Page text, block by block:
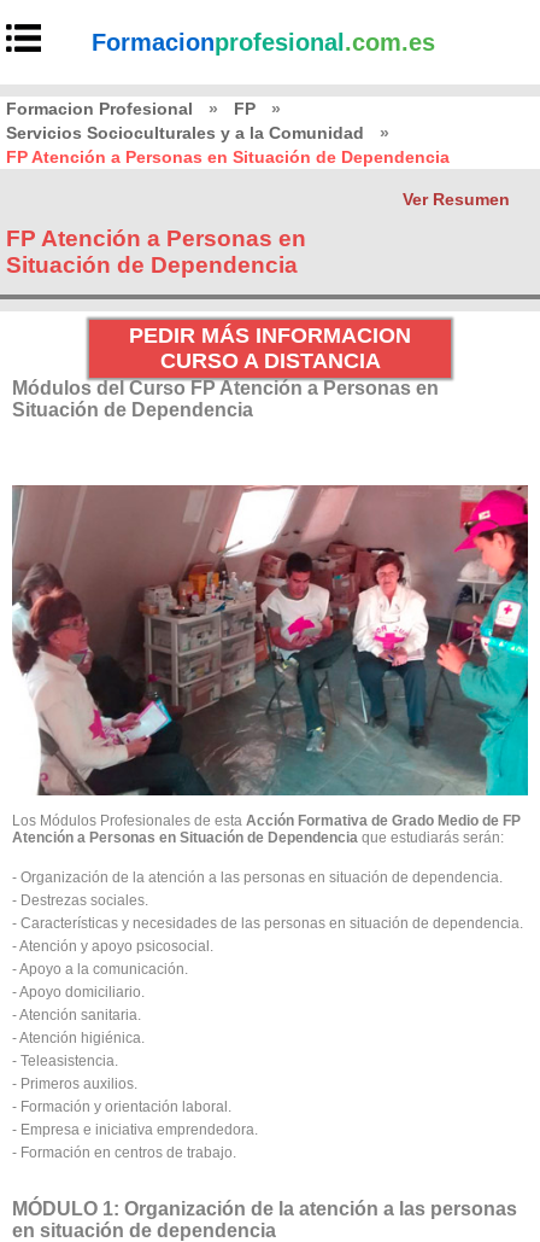
Formacionprofesional .com.es
Formacion Profesional » FP
»
Servicios Socioculturales y a la Comunidad
»
FP Atención a Personas en Situación de Dependencia
Ver Resumen
FP Atención a Personas en
Situación de Dependencia
PEDIR MÁS INFORMACION
CURSO A DISTANCIA
Módulos del Curso FP Atención a Personas en
Situación de Dependencia
Los Módulos Profesionales de esta Acción Formativa de Grado Medio de FP
Atención a Personas en Situación de Dependencia que estudiarás serán:
- Organización de la atención a las personas en situación de dependencia.
- Destrezas sociales.
- Características y necesidades de las personas en situación de dependencia.
- Atención y apoyo psicosocial.
- Apoyo a la comunicación.
- Apoyo domiciliario.
- Atención sanitaria.
- Atención higiénica.
- Teleasistencia.
- Primeros auxilios.
- Formación y orientación laboral.
- Empresa e iniciativa emprendedora.
- Formación en centros de trabajo.
MÓDULO 1: Organización de la atención a las personas
en situación de dependencia